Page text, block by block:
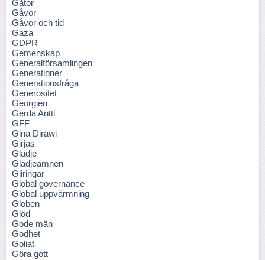
Gåtor
Gåvor
Gåvor och tid
Gaza
GDPR
Gemenskap
Generalförsamlingen
Generationer
Generationsfråga
Generositet
Georgien
Gerda Antti
GFF
Gina Dirawi
Girjas
Glädje
Glädjeämnen
Gliringar
Global governance
Global uppvärmning
Globen
Glöd
Gode män
Godhet
Goliat
Göra gott